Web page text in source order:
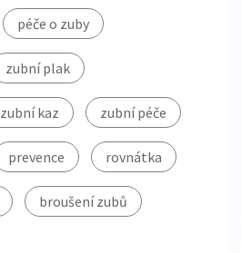
péče o zuby
zubní plak
zubní kaz zubní péče
prevence rovnátka
broušení zubů